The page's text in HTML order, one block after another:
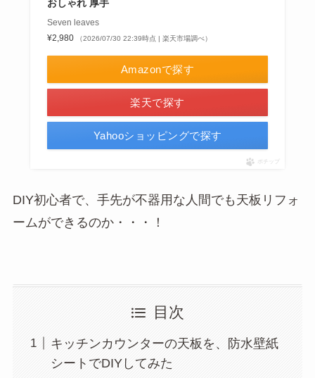
おしゃれ 厚手
Seven leaves
¥2,980
（2026/07/30 22:39時点 | 楽天市場調べ）
Amazonで探す
楽天で探す
Yahooショッピングで探す
ポチップ
DIY初心者で、手先が不器用な人間でも天板リフォ
ームができるのか・・・！
目次
キッチンカウンターの天板を、防水壁紙
シートでDIYしてみた